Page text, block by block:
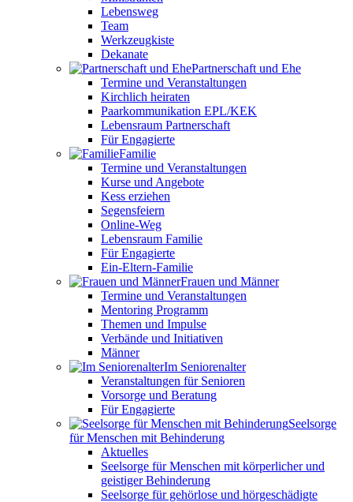
Lebensweg
Team
Werkzeugkiste
Dekanate
Partnerschaft und Ehe
Termine und Veranstaltungen
Kirchlich heiraten
Paarkommunikation EPL/KEK
Lebensraum Partnerschaft
Für Engagierte
Familie
Termine und Veranstaltungen
Kurse und Angebote
Kess erziehen
Segensfeiern
Online-Weg
Lebensraum Familie
Für Engagierte
Ein-Eltern-Familie
Frauen und Männer
Termine und Veranstaltungen
Mentoring Programm
Themen und Impulse
Verbände und Initiativen
Männer
Im Seniorenalter
Veranstaltungen für Senioren
Vorsorge und Beratung
Für Engagierte
Seelsorge
für Menschen mit Behinderung
Aktuelles
Seelsorge für Menschen mit körperlicher und
geistiger Behinderung
Seelsorge für gehörlose und hörgeschädigte